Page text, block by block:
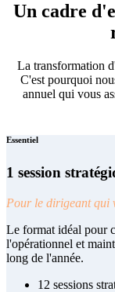
Un cadre
La transformation
C'est pourquoi
annuel qui vous
Essentiel
1 session
Pour le dirigeant qui
Le format idéal pour
l'opérationnel et
long de l'année.
12 sessions